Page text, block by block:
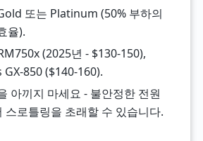
또는 Platinum (50% 부하의
율).
(2025년 - $130-150),
850 ($140-160).
아끼지 마세요 - 불안정한 전원
스로틀링을 초래할 수 있습니다.